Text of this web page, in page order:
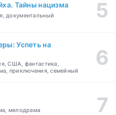
Тайны нацизма
документальный
Успеть на
США, фантастика,
приключения, семейный
мелодрама